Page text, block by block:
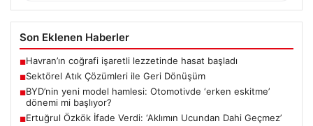
Son Eklenen Haberler
■Havran’ın coğrafi işaretli lezzetinde hasat başladı
■Sektörel Atık Çözümleri ile Geri Dönüşüm
■BYD’nin yeni model hamlesi: Otomotivde ‘erken eskitme’
dönemi mi başlıyor?
■Ertuğrul Özkök İfade Verdi: ‘Aklımın Ucundan Dahi Geçmez’